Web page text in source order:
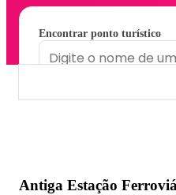
Encontrar ponto turístico
Antiga Estação